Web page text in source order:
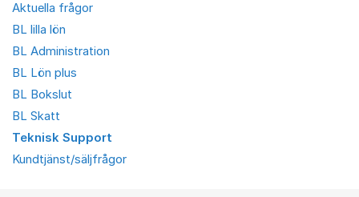
Aktuella frågor
BL lilla lön
BL Administration
BL Lön plus
BL Bokslut
BL Skatt
Teknisk Support
Kundtjänst/säljfrågor